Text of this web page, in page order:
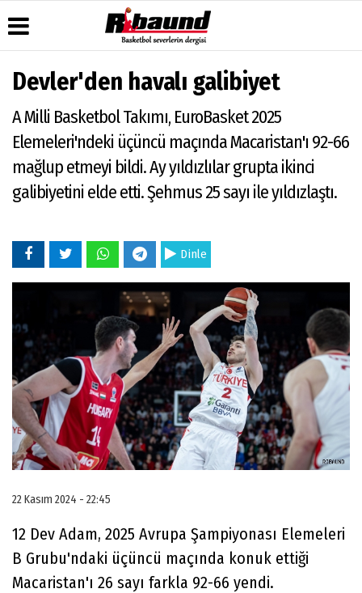
Haber
Arşivi
Gazete
Arşivi
Durumu
Gazete
Manşetleri
Anketler
Biyografiler
Köşe
Yazarları
Video
Galeri
Foto
Galeri
Çerez
Politikası
Gizlilik
İlkeleri
Devler'den havalı galibiyet
A Milli Basketbol Takımı, EuroBasket 2025
Elemeleri'ndeki üçüncü maçında Macaristan'ı 92-66
mağlup etmeyi bildi. Ay yıldızlılar grupta ikinci
galibiyetini elde etti. Şehmus 25 sayı ile yıldızlaştı.
Dinle
22 Kasım 2024 - 22:45
12 Dev Adam, 2025 Avrupa Şampiyonası Elemeleri
B Grubu'ndaki üçüncü maçında konuk ettiği
Macaristan'ı 26 sayı farkla 92-66 yendi.